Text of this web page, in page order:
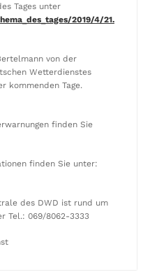
Tages unter
2019/4/21.
von der
Wetterdienstes
kommenden Tage.
finden Sie
finden Sie unter:
des DWD ist rund um
Tel.: 069/8062-3333